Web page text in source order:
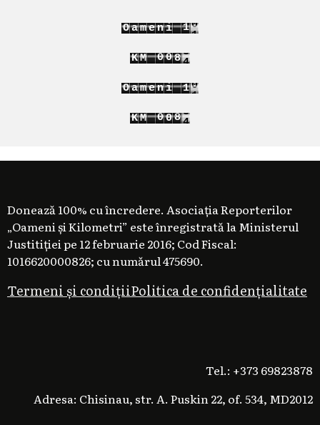
Oameni
1
2
1
KM
0092
3
Oameni
1
2
1
KM
0092
3
Donează 100% cu încredere. Asociația Reporterilor
„Oameni și Kilometri” este înregistrată la Ministerul
Justitiției pe 12 februarie 2016; Cod Fiscal:
1016620000826; cu numărul 475690.
Termeni și condițiiPolitica de confidențialitate
Tel.: +373 69823878
Adresa: Chisinau, str. A. Puskin 22, of. 534, MD2012